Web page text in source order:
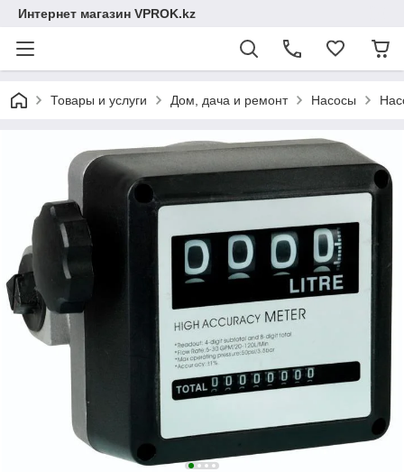
Интернет магазин VPROK.kz
Товары и услуги Дом, дача и ремонт Насосы